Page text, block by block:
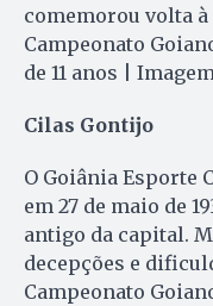
comemorou volta
Campeonato
de 11 anos |
Cilas Gontijo
O Goiânia Esporte
em 27 de maio de
antigo da capital.
decepções e
Campeonato